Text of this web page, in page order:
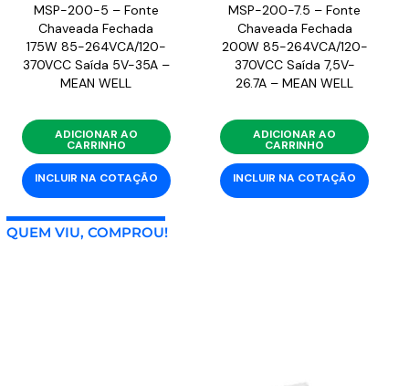
MSP-200-5 – Fonte
Chaveada Fechada
175W 85-264VCA/120-
370VCC Saída 5V-35A –
MEAN WELL
ADICIONAR AO
CARRINHO
INCLUIR NA COTAÇÃO
MSP-200-7.5 – Fonte
Chaveada Fechada
200W 85-264VCA/120-
370VCC Saída 7,5V-
26.7A – MEAN WELL
ADICIONAR AO
CARRINHO
INCLUIR NA COTAÇÃO
QUEM VIU, COMPROU!